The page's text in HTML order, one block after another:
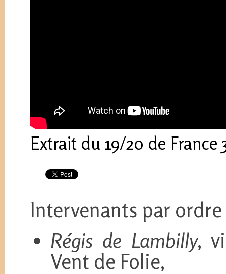
Extrait du 19/20 de France
Intervenants par
Régis de Lambilly,
Vent de Folie,